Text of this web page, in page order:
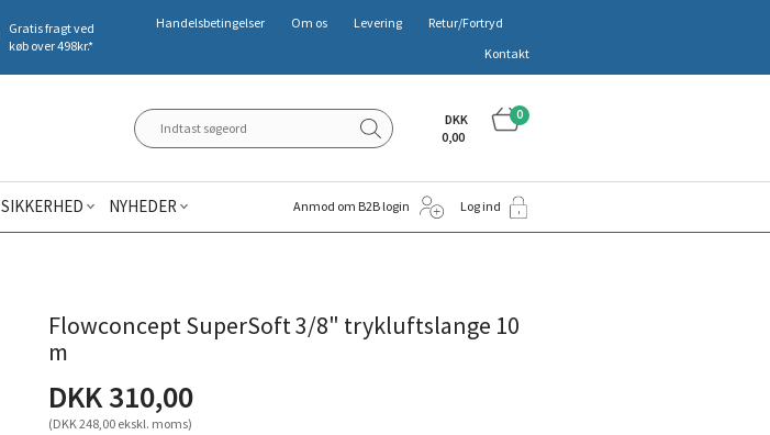
Gratis fragt ved
køb over 498kr.*
Handelsbetingelser Om os Levering
Retur/Fortryd
Kontakt
0
DKK
0,00
SIKKERHED NYHEDER Anmod om B2B login Log ind
Flowconcept SuperSoft 3/8" trykluftslange 10
m
DKK 310,00
(DKK 248,00 ekskl. moms)